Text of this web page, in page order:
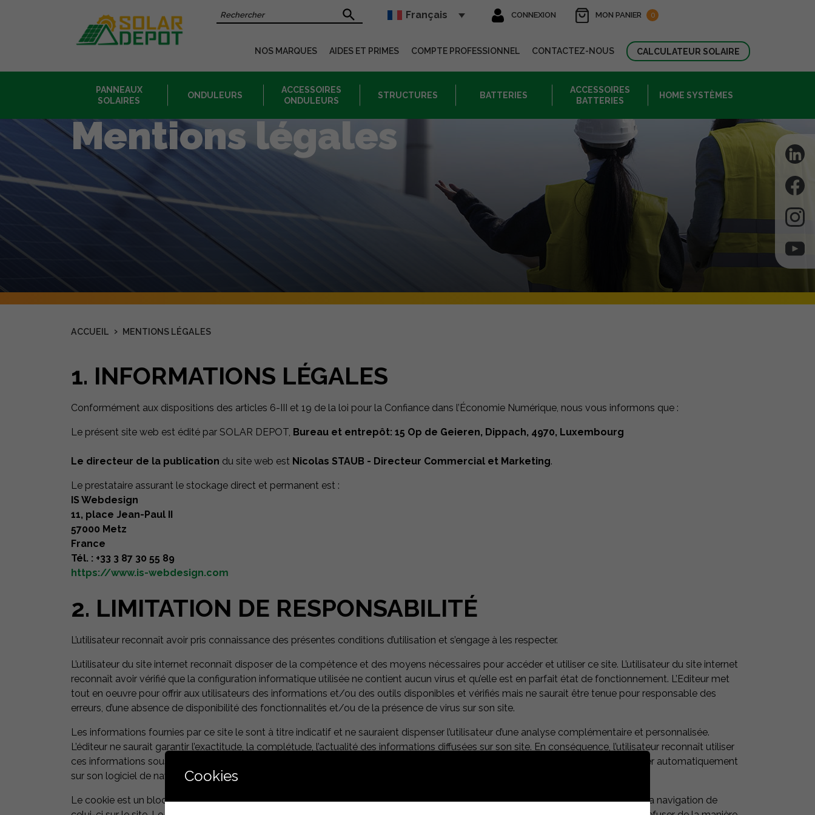
Recherche sur le site Français CONNEXION MON PANIER 0
NOS MARQUES AIDES ET PRIMES COMPTE PROFESSIONNEL CONTACTEZ-NOUS CALCULATEUR SOLAIRE
PANNEAUX
SOLAIRES
ONDULEURS
ACCESSOIRES
ONDULEURS
STRUCTURES BATTERIES
ACCESSOIRES
BATTERIES
HOME SYSTÈMES
Mentions légales
ACCUEIL › MENTIONS LÉGALES
1. INFORMATIONS LÉGALES
Conformément aux dispositions des articles 6-III et 19 de la loi pour la Confiance dans l’Économie Numérique, nous vous informons que :
Le présent site web est édité par SOLAR DEPOT, Bureau et entrepôt: 15 Op de Geieren, Dippach, 4970, Luxembourg
Le directeur de la publication du site web est Nicolas STAUB - Directeur Commercial et Marketing.
Le prestataire assurant le stockage direct et permanent est :
IS Webdesign
11, place Jean-Paul II
57000 Metz
France
Tél. : +33 3 87 30 55 89
https://www.is-webdesign.com
2. LIMITATION DE RESPONSABILITÉ
L’utilisateur reconnaît avoir pris connaissance des présentes conditions d’utilisation et s’engage à les respecter.
L’utilisateur du site internet reconnaît disposer de la compétence et des moyens nécessaires pour accéder et utiliser ce site. L’utilisateur du site internet
reconnaît avoir vérifié que la configuration informatique utilisée ne contient aucun virus et qu’elle est en parfait état de fonctionnement. L’Editeur met
tout en oeuvre pour offrir aux utilisateurs des informations et/ou des outils disponibles et vérifiés mais ne saurait être tenue pour responsable des
erreurs, d’une absence de disponibilité des fonctionnalités et/ou de la présence de virus sur son site.
Les informations fournies par ce site le sont à titre indicatif et ne sauraient dispenser l’utilisateur d’une analyse complémentaire et personnalisée.
L’éditeur ne saurait garantir l’exactitude, la complétude, l’actualité des informations diffusées sur son site. En conséquence, l’utilisateur reconnaît utiliser
ces informations sous sa responsabilité exclusive. L’utilisateur est informé que lors de ses visites sur le site, un cookie peut s’installer automatiquement
sur son logiciel de navigation.
Le cookie est un bloc de données qui ne permet pas d’identifier les utilisateurs mais sert à enregistrer des informations relatives à la navigation de
Cookies